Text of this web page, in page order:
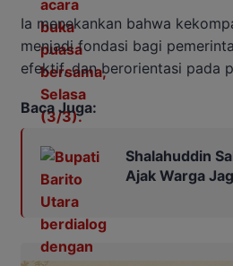
Ia menekankan bahwa
menjadi fondasi bagi
efektif, dan berorientasi pada
Baca Juga:
Shalahuddin
Ajak Warga